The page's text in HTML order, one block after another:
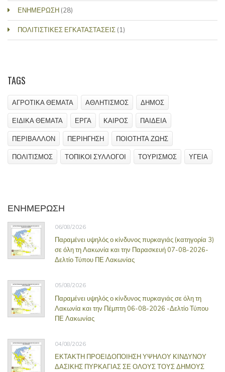
ΕΝΗΜΕΡΩΣΗ (28)
ΠΟΛΙΤΙΣΤΙΚΕΣ ΕΓΚΑΤΑΣΤΑΣΕΙΣ (1)
TAGS
ΑΓΡΟΤΙΚΑ ΘΕΜΑΤΑ ΑΘΛΗΤΙΣΜΟΣ ΔΗΜΟΣ
ΕΙΔΙΚΑ ΘΕΜΑΤΑ ΕΡΓΑ ΚΑΙΡΟΣ ΠΑΙΔΕΙΑ
ΠΕΡΙΒΑΛΛΟΝ ΠΕΡΙΗΓΗΣΗ ΠΟΙΟΤΗΤΑ ΖΩΗΣ
ΠΟΛΙΤΙΣΜΟΣ ΤΟΠΙΚΟΙ ΣΥΛΛΟΓΟΙ ΤΟΥΡΙΣΜΟΣ ΥΓΕΙΑ
ΕΝΗΜΕΡΩΣΗ
06/08/2026
Παραμένει υψηλός ο κίνδυνος πυρκαγιάς (κατηγορία 3)
σε όλη τη Λακωνία και την Παρασκευή 07-08-2026-
Δελτίο Τύπου ΠΕ Λακωνίας
05/08/2026
Παραμένει υψηλός ο κίνδυνος πυρκαγιάς σε όλη τη
Λακωνία και την Πέμπτη 06-08-2026 -Δελτίο Τύπου
ΠΕ Λακωνίας
04/08/2026
ΕΚΤΑΚΤΗ ΠΡΟΕΙΔΟΠΟΙΗΣΗ ΥΨΗΛΟΥ ΚΙΝΔΥΝΟΥ
ΔΑΣΙΚΗΣ ΠΥΡΚΑΓΙΑΣ ΣΕ ΟΛΟΥΣ ΤΟΥΣ ΔΗΜΟΥΣ